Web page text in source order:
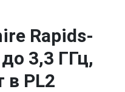
Rapids-
3,3 ГГц,
в PL2